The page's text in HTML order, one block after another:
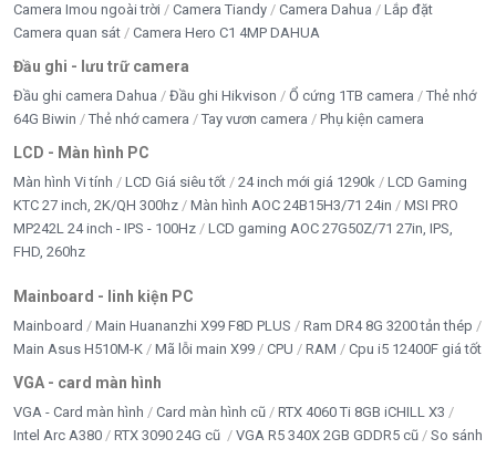
Camera Imou ngoài trời
Camera Tiandy Camera Dahua
Lắp đặt
Camera quan sát
Camera Hero C1 4MP DAHUA
Đầu ghi - lưu trữ camera
Đầu ghi camera Dahua Đầu ghi Hikvison Ổ cứng 1TB camera
Thẻ nhớ
64G Biwin
Thẻ nhớ camera Tay vươn camera Phụ kiện camera
LCD - Màn hình PC
Màn hình Vi tính LCD Giá siêu tốt 24 inch mới giá 1290k
LCD Gaming
KTC 27 inch, 2K/QH 300hz
Màn hình AOC 24B15H3/71 24in
MSI PRO
MP242L 24 inch - IPS - 100Hz
LCD gaming AOC 27G50Z/71 27in, IPS,
FHD, 260hz
Mainboard - linh kiện PC
Mainboard Main Huananzhi X99 F8D PLUS
Ram DR4 8G 3200 tản thép
Main Asus H510M-K
Mã lỗi main X99 CPU RAM Cpu i5 12400F giá tốt
VGA - card màn hình
VGA - Card màn hình Card màn hình cũ
RTX 4060 Ti 8GB iCHILL X3
Intel Arc A380
RTX 3090 24G cũ VGA R5 340X 2GB GDDR5 cũ
So sánh